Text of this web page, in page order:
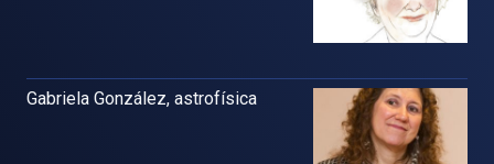
Gabriela González, astrofísica